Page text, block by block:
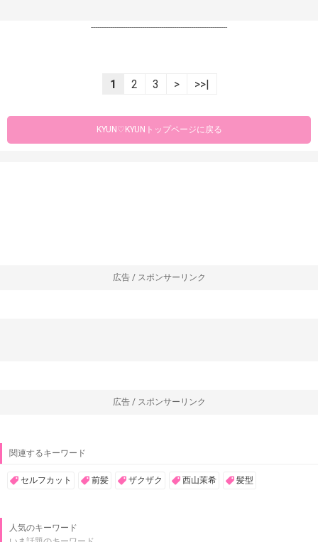
----------------------------------------------------------------
1 2 3 > >>|
KYUN♡KYUNトップページに戻る
広告 / スポンサーリンク
広告 / スポンサーリンク
関連するキーワード
セルフカット 前髪 ザクザク 西山茉希 髪型
人気のキーワード